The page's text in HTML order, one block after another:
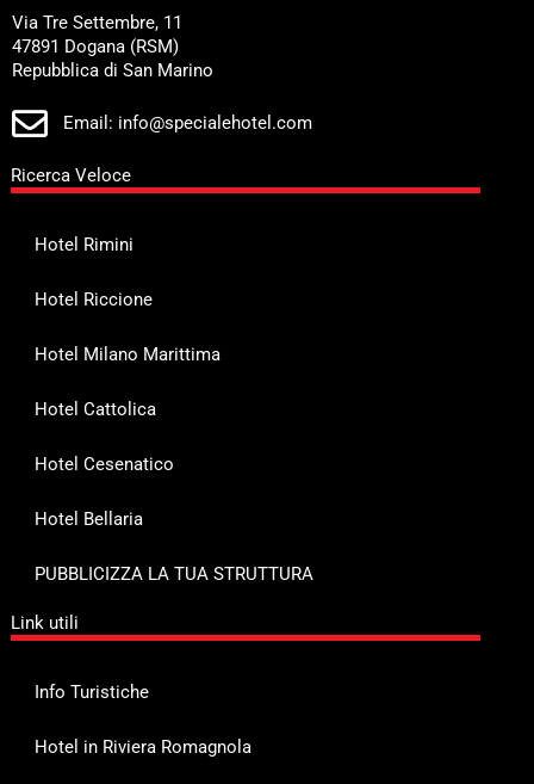
Via Tre Settembre, 11
47891 Dogana (RSM)
Repubblica di San Marino
Email: info@specialehotel.com
Ricerca Veloce
Hotel Rimini
Hotel Riccione
Hotel Milano Marittima
Hotel Cattolica
Hotel Cesenatico
Hotel Bellaria
PUBBLICIZZA LA TUA STRUTTURA
Link utili
Info Turistiche
Hotel in Riviera Romagnola